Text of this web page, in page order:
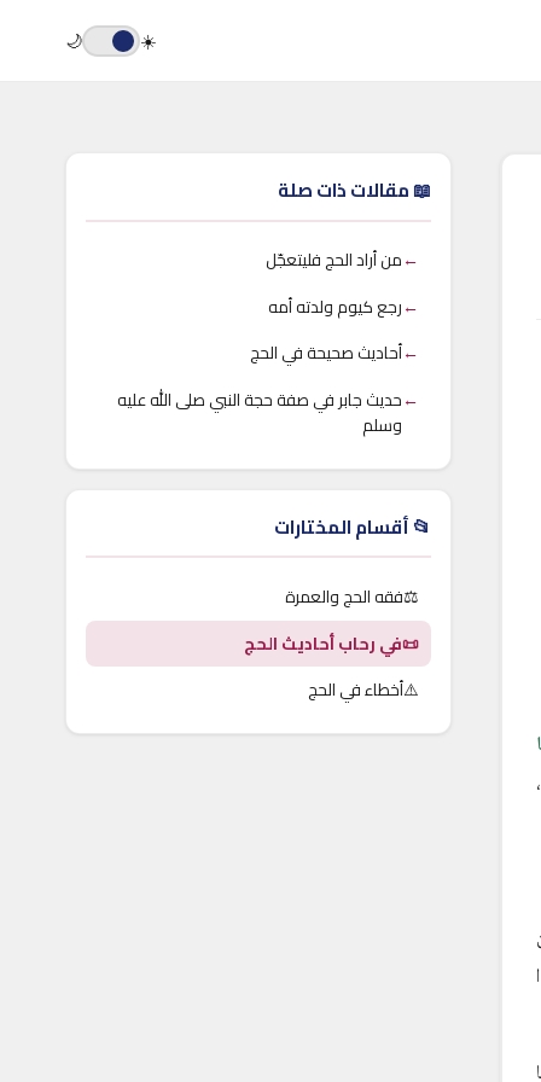
☀️
🌙
،
📖 مقالات ذات صلة
←من أراد الحج فليتعجّل
←رجع كيوم ولدته أمه
←أحاديث صحيحة في الحج
←حديث جابر في صفة حجة النبي صلى الله عليه
وسلم
📂 أقسام المختارات
⚖️فقه الحج والعمرة
📜في رحاب أحاديث الحج
⚠️أخطاء في الحج